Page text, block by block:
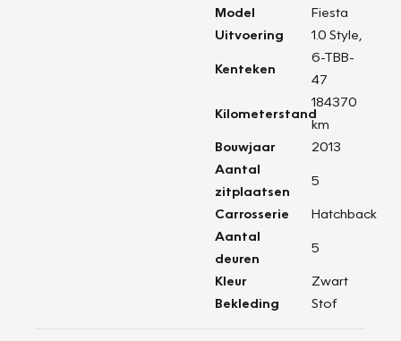
Model
Fiesta
Uitvoering
1.0 Style,
Kenteken
6-TBB-
47
Kilometerstand
184370
km
Bouwjaar
2013
Aantal
zitplaatsen
5
Carrosserie
Hatchback
Aantal
deuren
5
Kleur
Zwart
Bekleding
Stof